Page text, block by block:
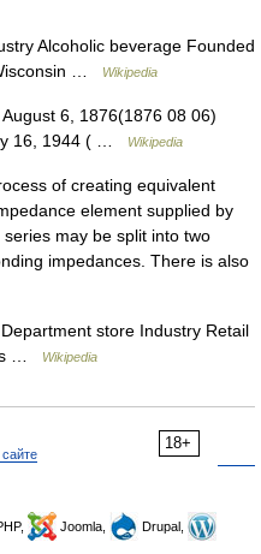
Alcoholic beverage Founded
…
Wikipedia
6, 1876(1876 08 06)
16, 1944 ( …
Wikipedia
of creating equivalent
element supplied by
may be split into two
impedances. There is also
store Industry Retail
s …
Wikipedia
18+
Joomla,
Drupal,